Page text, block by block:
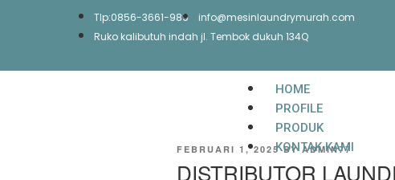
Tlp:0856-3661-989
info@mesinlaundrymurah.com
Ruko kalibutuh indah jl. Tembok dukuh 134Q
HOME
PROFILE
PRODUK
KONTAK KAMI
FEBRUARI 1, 2025BY ADMIN77
DISTRIBUTOR